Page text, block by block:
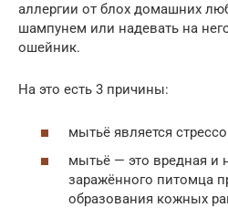
аллергии от блох домашних
шампунем или надевать на
ошейник.
На это есть 3 причины:
мытьё является
мытьё — это вредная и
заражённого питомца
образования кожных